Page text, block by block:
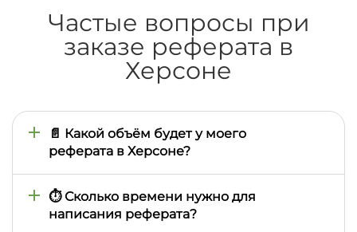
Частые вопросы при
заказе реферата в
Херсоне
📄 Какой объём будет у моего
реферата в Херсоне?
преподаватель. Мы выполним работу на нужное
количество страниц — от 10 до 25 и больше.
⏱️ Сколько времени нужно для
написания реферата?